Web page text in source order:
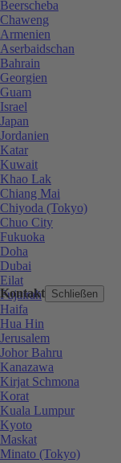
Kontakt Schließen
Beerscheba
Chaweng
Armenien
Aserbaidschan
Bahrain
Georgien
Guam
Israel
Japan
Jordanien
Katar
Kuwait
Khao Lak
Chiang Mai
Chiyoda (Tokyo)
Chuo City
Fukuoka
Doha
Dubai
Eilat
Fujairah
Haifa
Hua Hin
Jerusalem
Johor Bahru
Kanazawa
Kirjat Schmona
Korat
Kuala Lumpur
Kyoto
Maskat
Minato (Tokyo)